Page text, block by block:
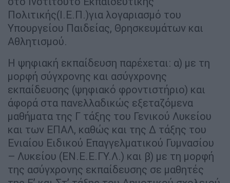
Πολιτικής(Ι.Ε.Π.)για λογαριασμό του
Υπουργείου Παιδείας, Θρησκευμάτων και
Αθλητισμού.
Η ψηφιακή εκπαίδευση παρέχεται: α) με τη
μορφή σύγχρονης και ασύγχρονης
εκπαίδευσης (ψηφιακό φροντιστήριο) και
άφορά στα πανελλαδικώς εξεταζόμενα
μαθήματα της Γ τάξης του Γενικού Λυκείου
και των ΕΠΑΛ, καθώς και της Δ τάξης του
Ενιαίου Ειδικού Επαγγελματικού Γυμνασίου
– Λυκείου (ΕΝ.Ε.Ε.ΓΥ.Λ.) και β) με τη μορφή
της ασύγχρονης εκπαίδευσης σε μαθητές